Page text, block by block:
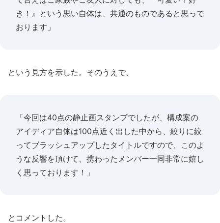
き！』という思い自体は、共通のものであると思って
おります」
という見方を示した。そのうえで、
「今回は40点の静止画スタンプでしたが、構成案の
アイディア自体は100点近く出した中から、絞りに絞
ってブラッシュアップしたタイトルですので、このよ
うな反響を頂けて、携わったメンバー一同非常に嬉し
く思っております！」
とコメントした。